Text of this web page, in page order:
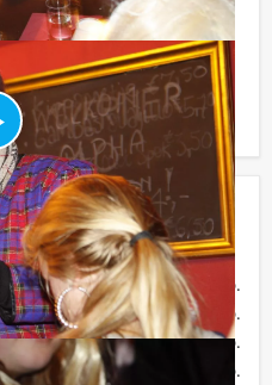
€ 74,50 p.p.
€ 72,50 p.p.
€ 67,50 p.p.
€ 64,50 p.p.
aantal deelnemers? Als u
aantal te betalen, kunt u
boeken!